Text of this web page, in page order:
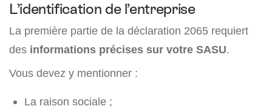
L’identification de l’entreprise
La première partie de la déclaration 2065 requiert
des informations précises sur votre SASU.
Vous devez y mentionner :
La raison sociale ;